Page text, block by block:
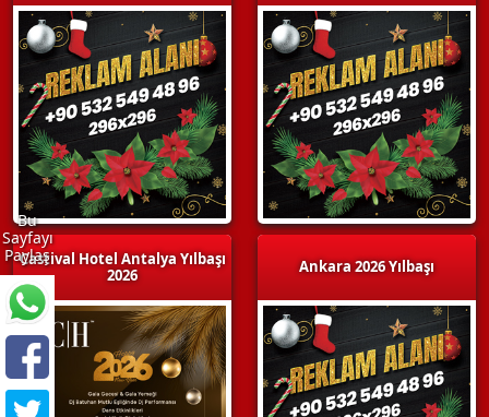
Castival Hotel Antalya Yılbaşı
2026
Ankara 2026 Yılbaşı
Bu
Sayfayı
Paylaş